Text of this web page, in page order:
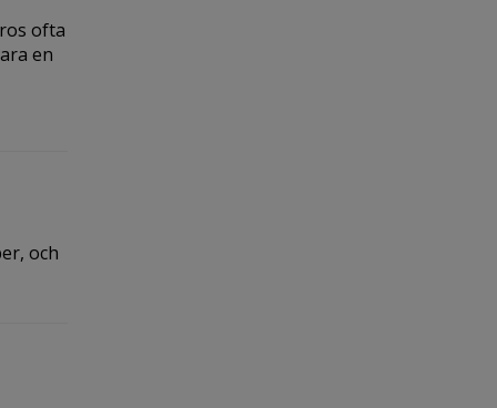
ofta
en
och